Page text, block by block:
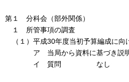
第１ 分科会（部外関係）
１ 所管事項の調査
（１）平成30年度当初予算編成に向
ア 当局から資料に基づき説明
イ 質問 なし